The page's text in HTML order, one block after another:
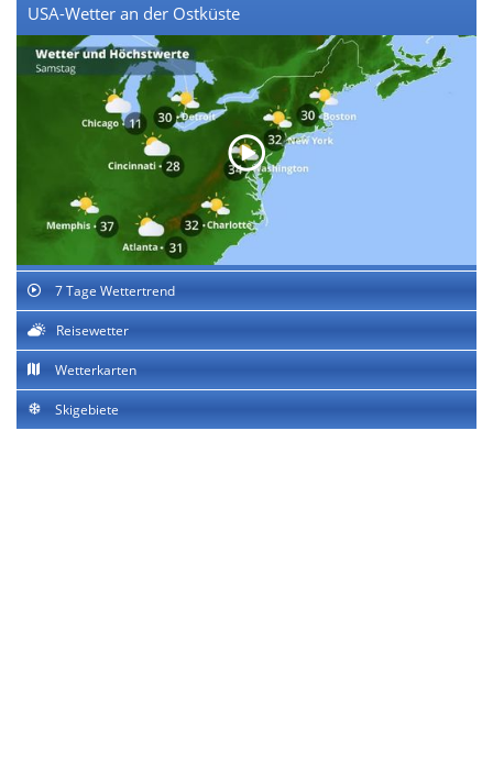
USA-Wetter an der Ostküste
7 Tage Wettertrend
Reisewetter
Wetterkarten
Skigebiete